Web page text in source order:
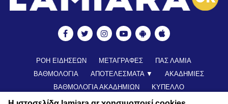
ΡΟΗ ΕΙΔΗΣΕΩΝ ΜΕΤΑΓΡΑΦΕΣ
ΠΑΣ ΛΑΜΙΑ
ΒΑΘΜΟΛΟΓΙΑ
ΑΠΟΤΕΛΕΣΜΑΤΑ ▼
ΑΚΑΔΗΜΙΕΣ
ΒΑΘΜΟΛΟΓΙΑ ΑΚΑΔΗΜΙΩΝ
ΚΥΠΕΛΛΟ
ΝΕΑ ΑΠΟ ΕΛΛΑΔΑ
FUTSAL ΠΟΔΟΣΦΑΙΡΟ ΓΥΝΑΙΚΩΝ